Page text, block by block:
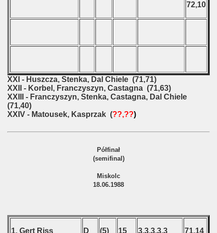
72,10
XXI - Huszcza, Stenka, Dal Chiele (71,71)
XXII - Korbel, Franczyszyn, Castagna (71,63)
XXIII - Franczyszyn, Stenka, Castagna, Dal Chiele
(71,40)
XXIV - Matousek, Kasprzak (??,??)
Półfinał
(semifinal)
Miskolc
18.06.1988
1. Gert Riss D (5) 15 3,3,3,3,3 71,14